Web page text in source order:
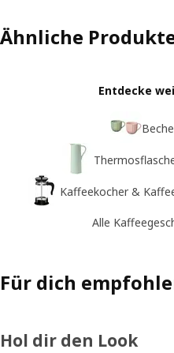
Ähnliche
Entdecke
Kaffeekocher &
Alle
Für dich
Hol dir den Look